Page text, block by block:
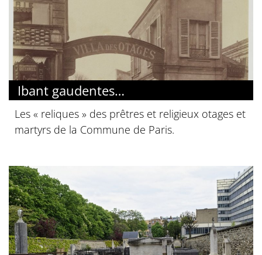
Ibant gaudentes…
Les « reliques » des prêtres et religieux otages et
martyrs de la Commune de Paris.